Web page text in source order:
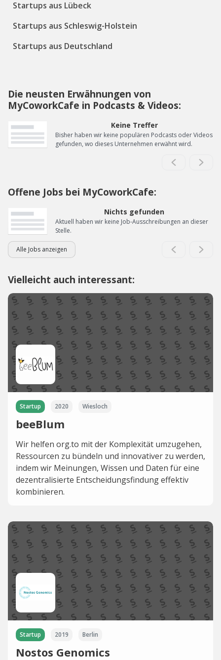
Startups aus Lübeck
Startups aus Schleswig-Holstein
Startups aus Deutschland
Die neusten Erwähnungen von
MyCoworkCafe in Podcasts & Videos:
Keine Treffer
Bisher haben wir keine populären Podcasts oder Videos
gefunden, wo dieses Unternehmen erwähnt wird.
Offene Jobs bei MyCoworkCafe:
Nichts gefunden
Aktuell haben wir keine Job-Ausschreibungen an dieser
Stelle.
Alle Jobs anzeigen
Vielleicht auch interessant:
Startup 2020 Wiesloch
beeBlum
Wir helfen org.to mit der Komplexität umzugehen,
Ressourcen zu bündeln und innovativer zu werden,
indem wir Meinungen, Wissen und Daten für eine
dezentralisierte Entscheidungsfindung effektiv
kombinieren.
Startup 2019 Berlin
Nostos Genomics